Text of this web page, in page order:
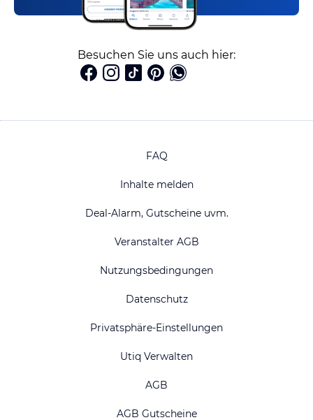
Besuchen Sie uns auch hier:
FAQ
Inhalte melden
Deal-Alarm, Gutscheine uvm.
Veranstalter AGB
Nutzungsbedingungen
Datenschutz
Privatsphäre-Einstellungen
Utiq Verwalten
AGB
AGB Gutscheine